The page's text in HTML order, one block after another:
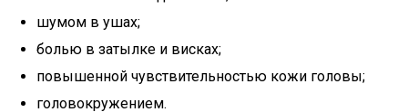
шумом в ушах;
болью в затылке и висках;
повышенной чувствительностью кожи головы;
головокружением.